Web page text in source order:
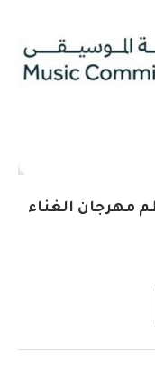
مهرجان الغناء